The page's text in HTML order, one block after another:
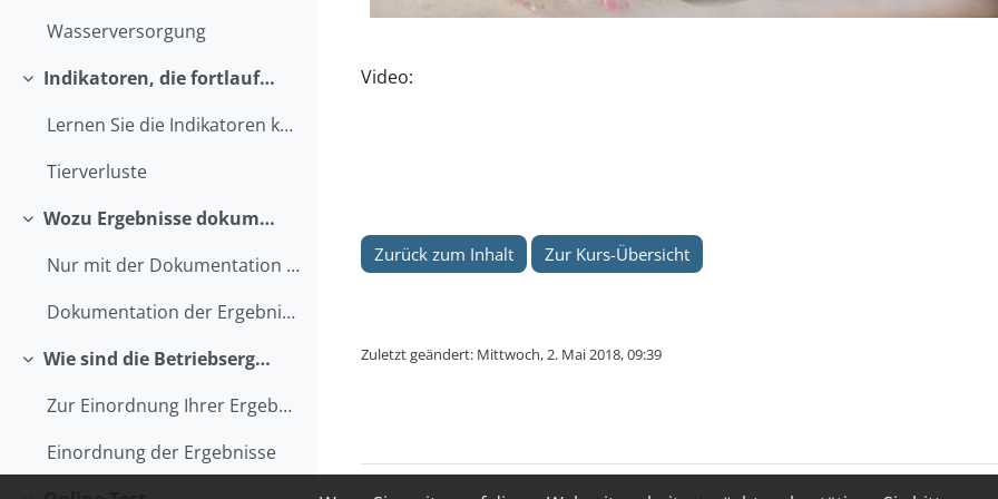
Wasserversorgung
Einklappen
Indikatoren, die fortlaufend erhoben werden
Lernen Sie die Indikatoren kennen, die Sie fortlau...
Tierverluste
Einklappen
Wozu Ergebnisse dokumentieren?
Nur mit der Dokumentation der Ergebnisse ist ein...
Dokumentation der Ergebnisse
Einklappen
Wie sind die Betriebsergebnisse zu bewerten?
Zur Einordnung Ihrer Ergebnisse haben Sie mehrere...
Einordnung der Ergebnisse
Video:
Zurück zum Inhalt Zur Kurs-Übersicht
Zuletzt geändert: Mittwoch, 2. Mai 2018, 09:39